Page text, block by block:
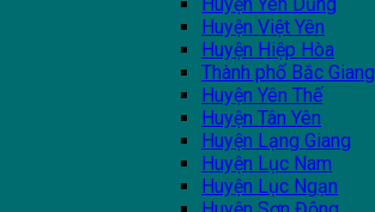
Huyện Việt Yên
Huyện Hiệp Hòa
Thành phố Bắc Giang
Huyện Yên Thế
Huyện Tân Yên
Huyện Lạng Giang
Huyện Lục Nam
Huyện Lục Ngạn